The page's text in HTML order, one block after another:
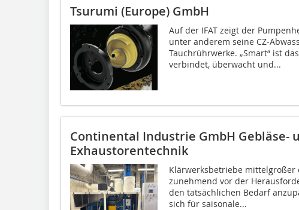
Tsurumi (Europe) GmbH
Auf der IFAT zeigt der
unter anderem seine CZ-
Tauchrührwerke. „Smart“ ist
verbindet, überwacht und...
Continental Industrie GmbH Gebläse-
Exhaustorentechnik
Klärwerksbetriebe
zunehmend vor der
den tatsächlichen Bedarf
sich für saisonale...